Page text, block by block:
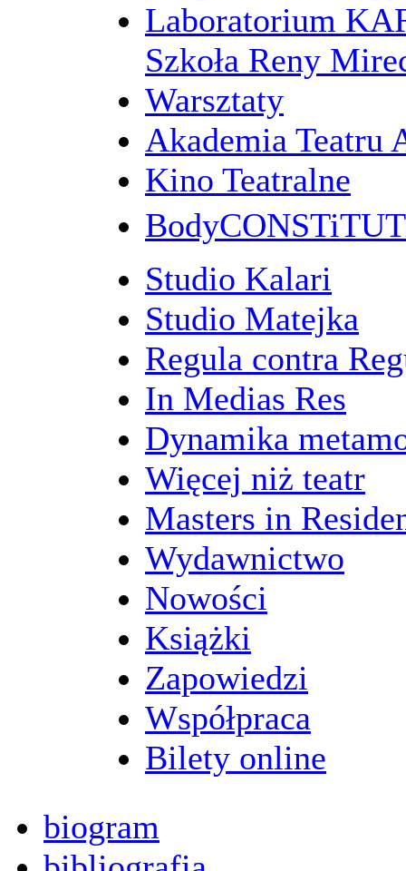
Laboratorium
Szkoła Reny
Warsztaty
Akademia Teatru
Kino Teatralne
Studio Kalari
Studio Matejka
Regula contra
In Medias Res
Dynamika
Więcej niż teatr
Masters in
Wydawnictwo
Nowości
Książki
Zapowiedzi
Współpraca
Bilety online
biogram